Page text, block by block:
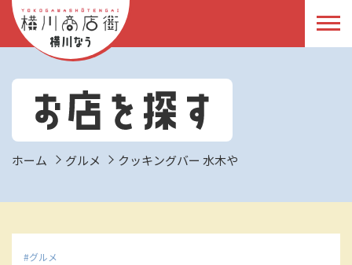
ホーム グルメ クッキングバー 水木や
グルメ